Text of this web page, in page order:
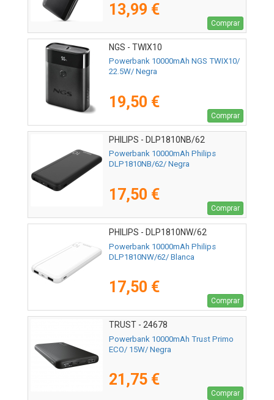
13,99 €
Comprar
NGS - TWIX10
Powerbank 10000mAh NGS TWIX10/
22.5W/ Negra
19,50 €
Comprar
PHILIPS - DLP1810NB/62
Powerbank 10000mAh Philips
DLP1810NB/62/ Negra
17,50 €
Comprar
PHILIPS - DLP1810NW/62
Powerbank 10000mAh Philips
DLP1810NW/62/ Blanca
17,50 €
Comprar
TRUST - 24678
Powerbank 10000mAh Trust Primo
ECO/ 15W/ Negra
21,75 €
Comprar